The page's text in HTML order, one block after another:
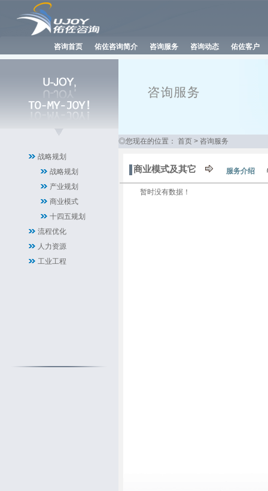
咨询首页 佑佐咨询简介 咨询服务 咨询动态 佑佐客户
战略规划
战略规划
产业规划
商业模式
十四五规划
流程优化
人力资源
工业工程
◎您现在的位置： 首页 > 咨询服务
商业模式及其它 服务介绍
暂时没有数据！